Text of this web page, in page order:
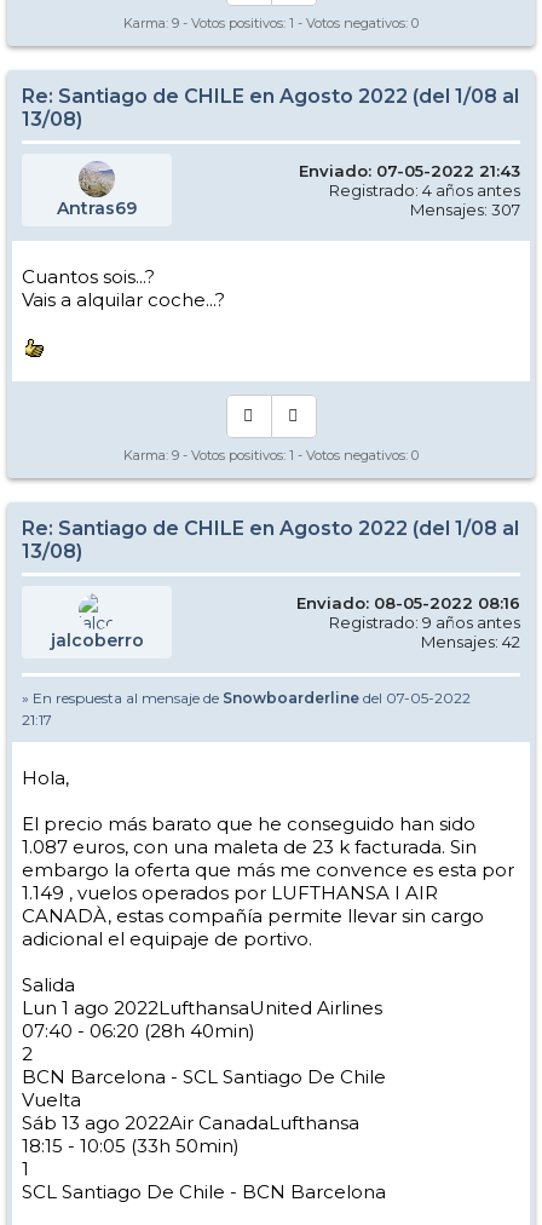
Karma: 9 - Votos positivos: 1 - Votos negativos: 0
Re: Santiago de CHILE en Agosto 2022 (del 1/08 al
13/08)
Antras69
Enviado: 07-05-2022 21:43
Registrado: 4 años antes
Mensajes: 307
Cuantos sois...?
Vais a alquilar coche...?
Karma: 9 - Votos positivos: 1 - Votos negativos: 0
Re: Santiago de CHILE en Agosto 2022 (del 1/08 al
13/08)
jalcoberro
Enviado: 08-05-2022 08:16
Registrado: 9 años antes
Mensajes: 42
» En respuesta al mensaje de Snowboarderline del 07-05-2022
21:17
Hola,
El precio más barato que he conseguido han sido
1.087 euros, con una maleta de 23 k facturada. Sin
embargo la oferta que más me convence es esta por
1.149 , vuelos operados por LUFTHANSA I AIR
CANADÀ, estas compañía permite llevar sin cargo
adicional el equipaje de portivo.
Salida
Lun 1 ago 2022LufthansaUnited Airlines
07:40 - 06:20 (28h 40min)
2
BCN Barcelona - SCL Santiago De Chile
Vuelta
Sáb 13 ago 2022Air CanadaLufthansa
18:15 - 10:05 (33h 50min)
1
SCL Santiago De Chile - BCN Barcelona